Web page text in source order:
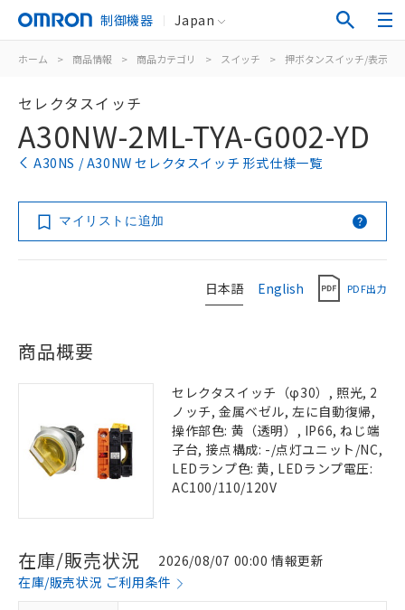
制御機器 Japan
ホーム > 商品情報 > 商品カテゴリ > スイッチ > 押ボタンスイッチ/表示灯
セレクタスイッチ
A30NW-2ML-TYA-G002-YD
A30NS / A30NW セレクタスイッチ 形式仕様一覧
マイリストに追加
日本語 English PDF出力
商品概要
セレクタスイッチ（φ30）, 照光, 2
ノッチ, 金属ベゼル, 左に自動復帰,
操作部色: 黄（透明）, IP66, ねじ端
子台, 接点構成: -/点灯ユニット/NC,
LEDランプ色: 黄, LEDランプ電圧:
AC100/110/120V
在庫/販売状況
2026/08/07 00:00 情報更新
在庫/販売状況 ご利用条件